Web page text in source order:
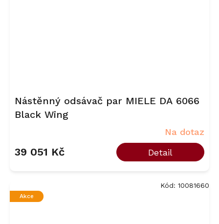
Nástěnný odsávač par MIELE DA 6066
Black Wing
Na dotaz
39 051 Kč Detail
Akce
Kód: 10081660